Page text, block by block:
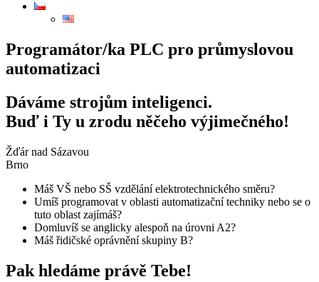
Programátor/ka PLC pro průmyslovou
automatizaci
Dáváme strojům inteligenci.
Buď i Ty u zrodu něčeho výjimečného!
Žďár nad Sázavou
Brno
Máš VŠ nebo SŠ vzdělání elektrotechnického směru?
Umíš programovat v oblasti automatizační techniky nebo se o
tuto oblast zajímáš?
Domluvíš se anglicky alespoň na úrovni A2?
Máš řidičské oprávnění skupiny B?
Pak hledáme právě Tebe!